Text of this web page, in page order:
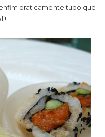
praticamente tudo que